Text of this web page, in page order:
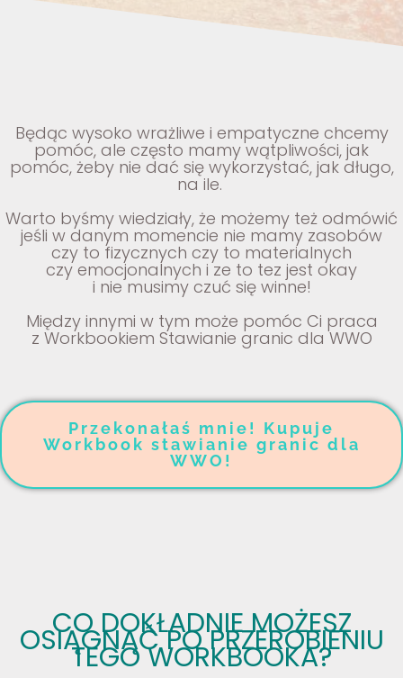
Będąc wysoko wrażliwe i empatyczne chcemy
pomóc, ale często mamy wątpliwości, jak
pomóc, żeby nie dać się wykorzystać, jak długo,
na ile.
Warto byśmy wiedziały, że możemy też odmówić
jeśli w danym momencie nie mamy zasobów
czy to fizycznych czy to materialnych
czy emocjonalnych i ze to tez jest okay
i nie musimy czuć się winne!
Między innymi w tym może pomóc Ci praca
z Workbookiem Stawianie granic dla WWO
Przekonałaś mnie! Kupuje
Workbook stawianie granic dla
WWO!
CO DOKŁADNIE MOŻESZ
OSIĄGNĄĆ PO PRZEROBIENIU
TEGO WORKBOOKA?